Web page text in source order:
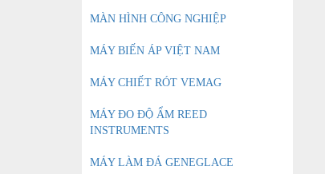
MÀN HÌNH CÔNG NGHIỆP
MÁY BIẾN ÁP VIỆT NAM
MÁY CHIẾT RÓT VEMAG
MÁY ĐO ĐỘ ẨM REED
INSTRUMENTS
MÁY LÀM ĐÁ GENEGLACE